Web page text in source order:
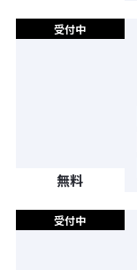
受付中
無料
受付中